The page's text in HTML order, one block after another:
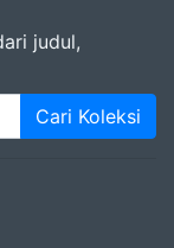
judul,
Cari Koleksi